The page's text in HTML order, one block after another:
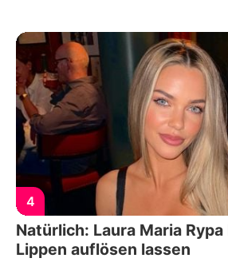
4
Natürlich: Laura Maria
Lippen auflösen lassen